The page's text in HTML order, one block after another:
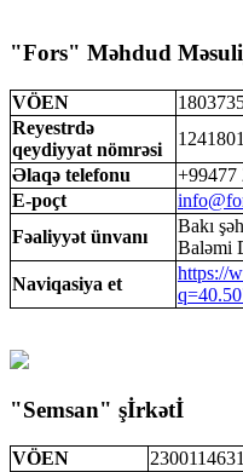
"Fors" Məhdud
VÖEN
Reyestrdə
qeydiyyat nömrəsi
Əlaqə telefonu
+99477
E-poçt
Fəaliyyət ünvanı
Bakı
Baləmi
Naviqasiya et
https://
"Semsan" şİrkətİ
VÖEN
2300114631